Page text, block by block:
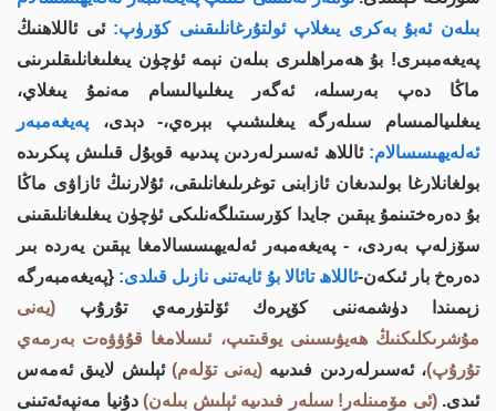
بىلەن ئەبۇ بەكرى يىغلاپ ئولتۇرغانلىقىنى كۆرۈپ: ئى ئاللاھنىڭ
پەيغەمبىرى! بۇ ھەمراھلىرى بىلەن نېمە ئۈچۈن يىغلىغانلىقلىرىنى
ماڭا دەپ بەرسىلە، ئەگەر يىغلىيالىسام مەنمۇ يىغلاي،
يىغلىيالمىسام سىلەرگە يىغلىشىپ بېرەي،- دېدى، پەيغەمبەر
ئەلەيھىسسالام: ئاللاھ ئەسىرلەردىن پىدىيە قوبۇل قىلىش پىكرىدە
بولغانلارغا بولىدىغان ئازابنى توغرىلىغانلىقى، ئۇلارنىڭ ئازاۋى ماڭا
بۇ دەرەختىنمۇ يېقىن جايدا كۆرسىتىلگەنلىكى ئۈچۈن يىغلىغانلىقىنى
سۆزلەپ بەردى، - پەيغەمبەر ئەلەيھىسسالامغا يېقىن يەردە بىر
دەرەخ بار ئىكەن-ئاللاھ تائالا بۇ ئايەتنى نازىل قىلدى: {پەيغەمبەرگە
زېمىندا دۈشمەننى كۆپرەك ئۆلتۈرمەي تۇرۇپ (يەنى
مۇشرىكلىكنىڭ ھەيۋىسىنى يوقىتىپ، ئىسلامغا قۇۋۋەت بەرمەي
تۇرۇپ)، ئەسىرلەردىن فىدىيە (يەنى تۆلەم) ئېلىش لايىق ئەمەس
ئىدى.(ئى مۆمىنلەر! سىلەر فىدىيە ئېلىش بىلەن) دۇنيا مەنپەئەتىنى